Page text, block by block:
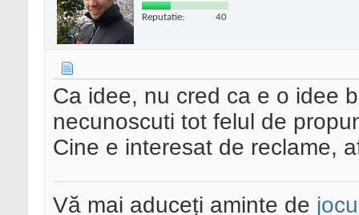
Reputatie: 40
Ca idee, nu cred ca e o idee
necunoscuti tot felul de
Cine e interesat de reclame,
Vă mai aduceți aminte de